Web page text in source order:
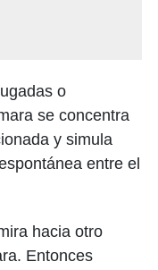
o
se concentra
y simula
entre el
hacia otro
Entonces